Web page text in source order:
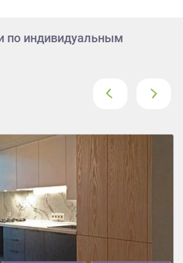
по индивидуальным